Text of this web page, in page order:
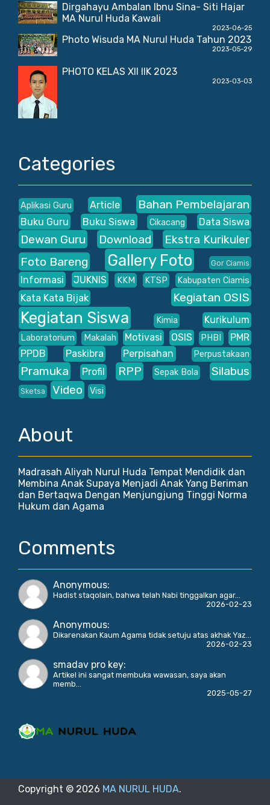
Dirgahayu Ambalan Ibnu Sina- Siti Hajar
MA Nurul Huda Kawali
2023-06-25
Photo Wisuda MA Nurul Huda Tahun 2023
2023-05-29
PHOTO KELAS XII IIK 2023
2023-03-03
Categories
Aplikasi Guru Article Bahan Pembelajaran
Buku Guru Buku Siswa Cikacang Data Siswa
Dewan Guru Download
Ekstra Kurikuler
Foto Bareng
Gallery Foto Gor Ciamis
Informasi JUKNIS KKM KTSP Kabupaten Ciamis
Kata Kata Bijak Kegiatan OSIS
Kegiatan Siswa Kimia Kurikulum
Laboratorium Makalah Motivasi OSIS PHBI
PMR
PPDB
Paskibra Perpisahan Perpustakaan
Pramuka Profil RPP Sepak Bola Silabus
Sketsa Video Visi
About
Madrasah Aliyah Nurul Huda Tempat Mendidik dan
Membina Anak Supaya Menjadi Anak Yang Beriman
dan Bertaqwa Dengan Menjungjung Tinggi Norma
Hukum dan Agama
Comments
Anonymous:
Hadist staqolain, bahwa telah Nabi tinggalkan agar...
2026-02-23
Anonymous:
Dikarenakan Kaum Agama tidak setuju atas akhak Yaz...
2026-02-23
smadav pro key:
Artikel ini sangat membuka wawasan, saya akan
memb...
2025-05-27
Copyright © 2026 MA NURUL HUDA.